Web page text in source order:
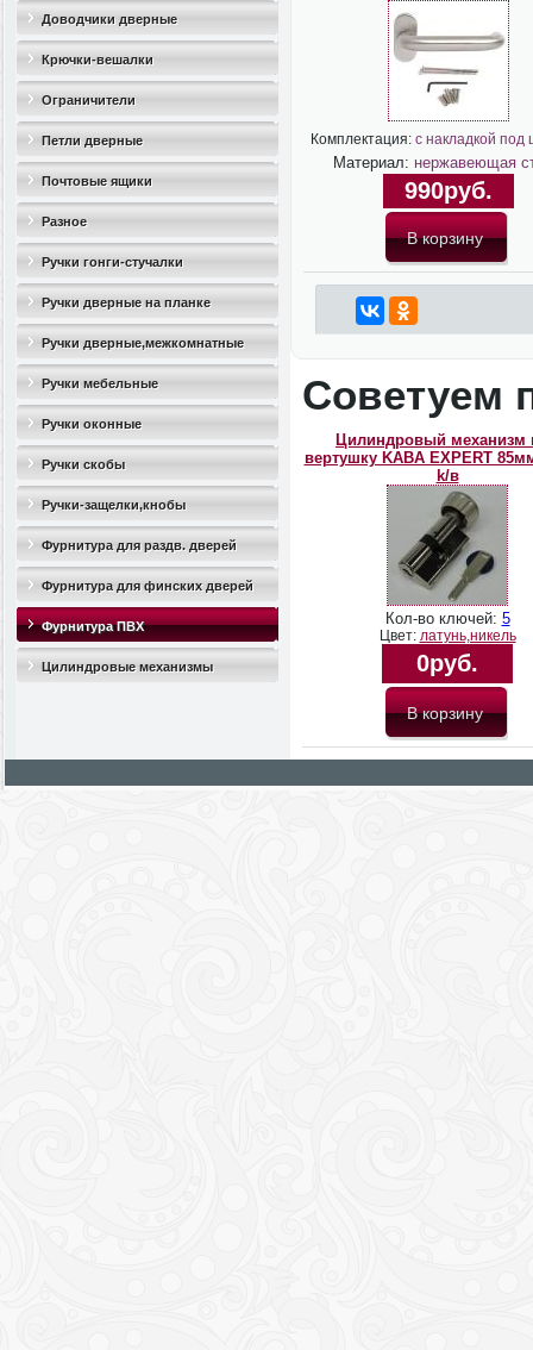
Доводчики дверные
Крючки-вешалки
Ограничители
дверные(стопоры)
Петли дверные
Почтовые ящики
Разное
Ручки гонги-стучалки
Ручки дверные на планке
Ручки дверные,межкомнатные
Ручки мебельные
Ручки оконные
Ручки скобы
Ручки-защелки,кнобы
Фурнитура для раздв. дверей
Фурнитура для финских дверей
Фурнитура ПВХ
Цилиндровые механизмы
Комплектация: с накладкой под
Материал: нержавеющая
990руб.
Советуем
Цилиндровый механизм
вертушку KABA EXPERT
k/в
Кол-во ключей: 5
Цвет: латунь,никель
0руб.